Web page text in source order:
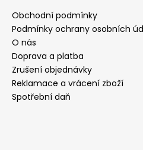
Obchodní podmínky
Podmínky ochrany osobních
O nás
Doprava a platba
Zrušení objednávky
Reklamace a vrácení zboží
Spotřební daň